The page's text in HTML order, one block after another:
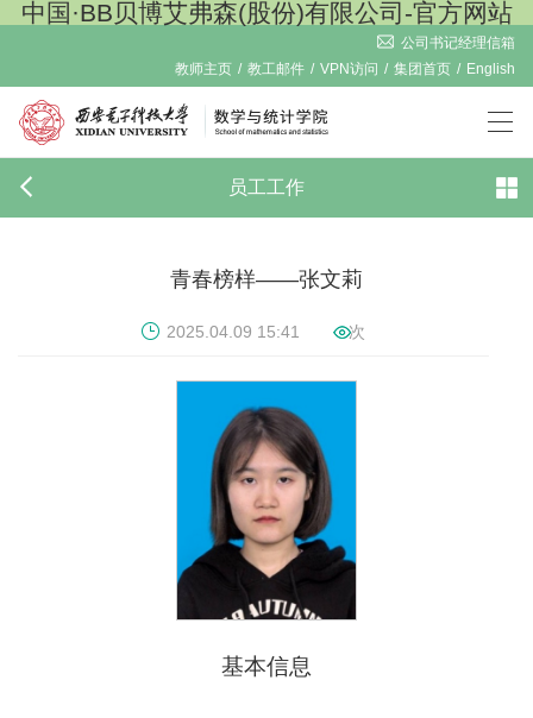
中国·BB贝博艾弗森(股份)有限公司-官方网站
公司书记经理信箱
教师主页 / 教工邮件 / VPN访问 / 集团首页 / English
员工工作
青春榜样——张文莉
2025.04.09 15:41 次
基本信息